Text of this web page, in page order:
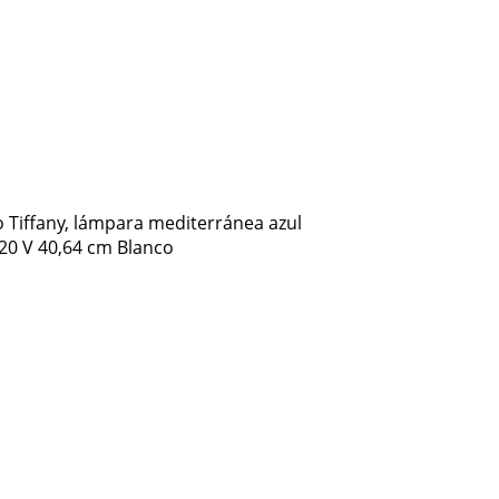
lámpara mediterránea azul
V 40,64 cm Blanco